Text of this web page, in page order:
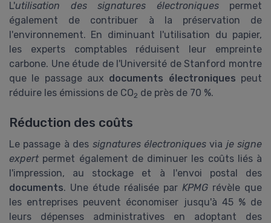
L'utilisation des signatures électroniquespermet
également de contribuer à la préservation de
l'environnement. En diminuant l'utilisation du papier,
les experts comptables réduisent leur empreinte
carbone. Une étude de l'Université de Stanford montre
que le passage aux documents électroniques peut
réduire les émissions de CO2 de près de 70 %.
Réduction des coûts
Le passage à des signatures électroniquesvia je signe
expertpermet également de diminuer les coûts liés à
l'impression, au stockage et à l'envoi postal des
documents. Une étude réalisée par KPMG révèle que
les entreprises peuvent économiser jusqu'à 45 % de
leurs dépenses administratives en adoptant des